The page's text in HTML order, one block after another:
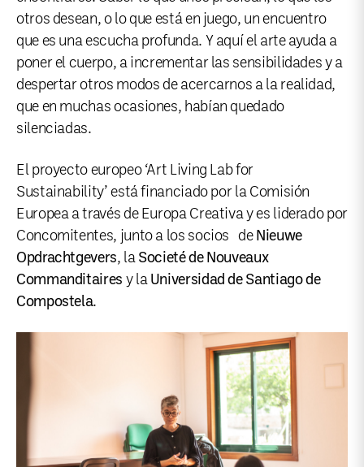
otros desean, o lo que está en juego, un encuentro
que es una escucha profunda. Y aquí el arte ayuda a
poner el cuerpo, a incrementar las sensibilidades y a
despertar otros modos de acercarnos a la realidad,
que en muchas ocasiones, habían quedado
silenciadas.
El proyecto europeo ‘Art Living Lab for
Sustainability’ está financiado por la Comisión
Europea a través de Europa Creativa y es liderado por
Concomitentes, junto a los socios de Nieuwe
Opdrachtgevers, la Societé de Nouveaux
Commanditaires y la Universidad de Santiago de
Compostela.